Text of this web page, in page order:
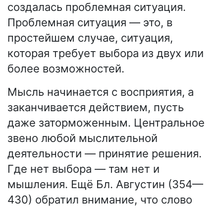
создалась проблемная ситуация.
Проблемная ситуация — это, в
простейшем случае, ситуация,
которая требует выбора из двух или
более возможностей.
Мысль начинается с восприятия, а
заканчивается действием, пусть
даже заторможенным. Центральное
звено любой мыслительной
деятельности — принятие решения.
Где нет выбора — там нет и
мышления. Ещё Бл. Августин (354—
430) обратил внимание, что слово